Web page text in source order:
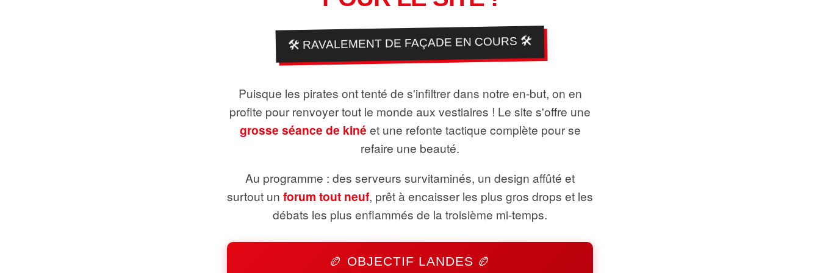
🛠️ RAVALEMENT DE FAÇADE EN COURS 🛠️
Puisque les pirates ont tenté de s'infiltrer dans notre en-but, on en
profite pour renvoyer tout le monde aux vestiaires ! Le site s'offre une
grosse séance de kiné et une refonte tactique complète pour se
refaire une beauté.
Au programme : des serveurs survitaminés, un design affûté et
surtout un forum tout neuf, prêt à encaisser les plus gros drops et les
débats les plus enflammés de la troisième mi-temps.
🏉 OBJECTIF LANDES 🏉